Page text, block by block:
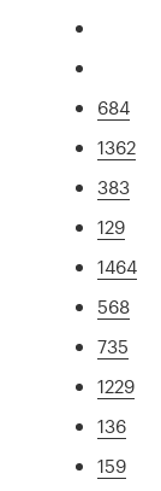
684
1362
383
129
1464
568
735
1229
136
159